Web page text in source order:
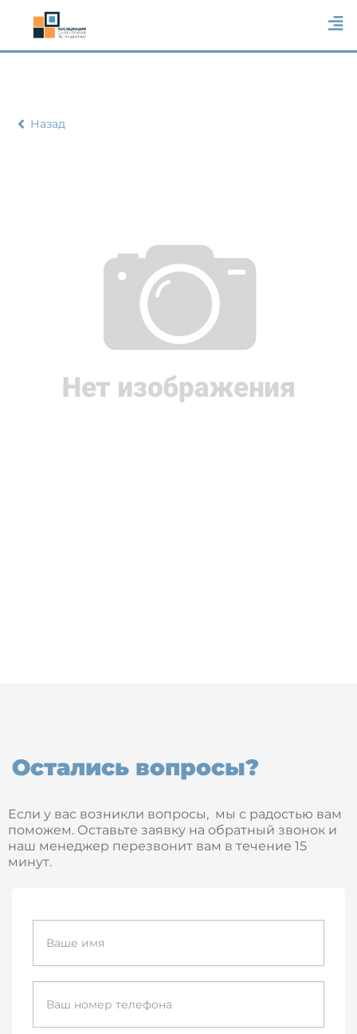
Назад
Остались вопросы?
Если у вас возникли вопросы, мы с радостью вам
поможем. Оставьте заявку на обратный звонок и
наш менеджер перезвонит вам в течение 15
минут.